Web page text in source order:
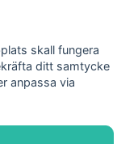
skall fungera
ditt samtycke
anpassa via